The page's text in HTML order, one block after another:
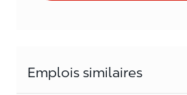
Emplois similaires